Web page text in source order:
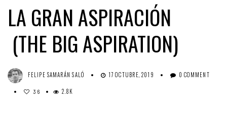
LA GRAN ASPIRACIÓN
(THE BIG ASPIRATION)
FELIPE SAMARÁN SALÓ 17 OCTUBRE, 2019 0 COMMENT
36 2.8K